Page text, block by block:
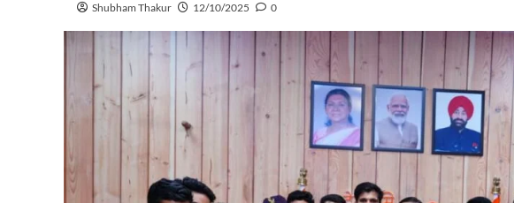
Shubham Thakur 12/10/2025 0